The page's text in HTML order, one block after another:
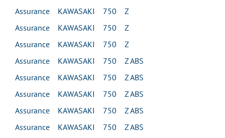
Assurance KAWASAKI 750 Z
Assurance KAWASAKI 750 Z
Assurance KAWASAKI 750 Z
Assurance KAWASAKI 750 Z ABS
Assurance KAWASAKI 750 Z ABS
Assurance KAWASAKI 750 Z ABS
Assurance KAWASAKI 750 Z ABS
Assurance KAWASAKI 750 Z ABS